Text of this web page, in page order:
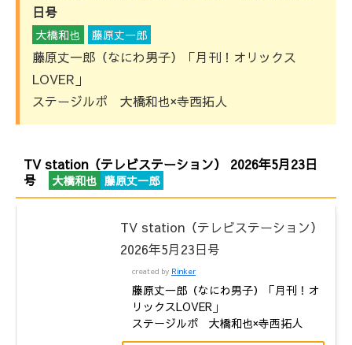
日号
大橋和也 藤原丈一郎
藤原丈一郎（なにわ男子）「月刊！オリックス
LOVER」
ステージルポ 大橋和也×寺西拓人
TV station（テレビステーション） 2026年5月23日
号
大橋和也 藤原丈一郎
TV station（テレビステーション）
2026年5月23日号
created by Rinker
藤原丈一郎（なにわ男子）「月刊！オ
リックスLOVER」
ステージルポ 大橋和也×寺西拓人